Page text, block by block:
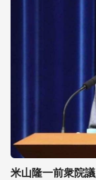
米山隆一前衆院